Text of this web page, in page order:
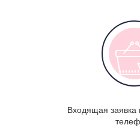
Входящая заявка